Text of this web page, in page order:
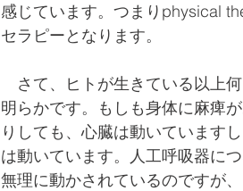
感じています。つまりphysical
セラピーとなります。
さて、ヒトが生きている以上
明らかです。もしも身体に麻痺
りしても、心臓は動いています
は動いています。人工呼吸器に
無理に動かされているのですが